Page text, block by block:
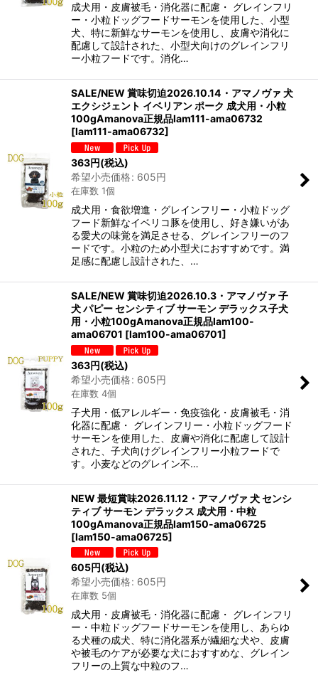
成犬用・皮膚被毛・消化器に配慮・ グレインフリ
ー・小粒ドッグフードサーモンを使用した、小型
犬、特に新鮮なサーモンを使用し、皮膚や消化に
配慮して設計された、小型犬向けのグレインフリ
ー小粒フードです。消化…
SALE/NEW 賞味切迫2026.10.14・アマノヴァ 犬
エクシジェント イベリアン ポーク 成犬用・小粒
100gAmanova正規品lam111-ama06732
[lam111-ama06732]
363円(税込)
希望小売価格: 605円
在庫数 1個
成犬用・食欲増進・グレインフリー・小粒ドッグ
フード新鮮なイベリコ豚を使用し、好き嫌いがあ
る愛犬の味覚を満足させる、グレインフリーのフ
ードです。小粒のため小型犬におすすめです。満
足感に配慮し設計された、…
SALE/NEW 賞味切迫2026.10.3・アマノヴァ 子
犬 パピー センシティブ サーモン デラックス子犬
用・小粒100gAmanova正規品lam100-
ama06701 [lam100-ama06701]
363円(税込)
希望小売価格: 605円
在庫数 4個
子犬用・低アレルギー・免疫強化・皮膚被毛・消
化器に配慮・ グレインフリー・小粒ドッグフード
サーモンを使用した、皮膚や消化に配慮して設計
された、子犬向けグレインフリー小粒フードで
す。小麦などのグレイン不…
NEW 最短賞味2026.11.12・アマノヴァ 犬 センシ
ティブ サーモン デラックス 成犬用・中粒
100gAmanova正規品lam150-ama06725
[lam150-ama06725]
605円(税込)
希望小売価格: 605円
在庫数 5個
成犬用・皮膚被毛・消化器に配慮・ グレインフリ
ー・中粒ドッグフードサーモンを使用し、あらゆ
る犬種の成犬、特に消化器系が繊細な犬や、皮膚
や被毛のケアが必要な犬におすすめな、グレイン
フリーの上質な中粒のフ…